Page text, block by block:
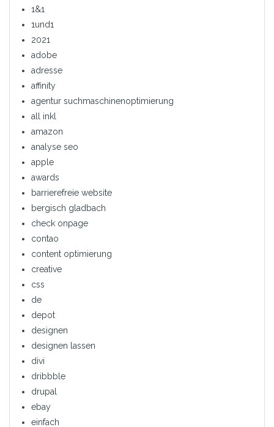
1&1
1und1
2021
adobe
adresse
affinity
agentur suchmaschinenoptimierung
all inkl
amazon
analyse seo
apple
awards
barrierefreie website
bergisch gladbach
check onpage
contao
content optimierung
creative
css
de
depot
designen
designen lassen
divi
dribbble
drupal
ebay
einfach